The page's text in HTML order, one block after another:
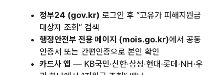
정부24 (gov.kr) 로그인 후 “고유가 피해지원금
대상자 조회” 검색
행정안전부 전용 페이지 (mois.go.kr)에서 공동
인증서 또는 간편인증으로 본인 확인
카드사 앱 — KB국민·신한·삼성·현대·롯데·NH·우